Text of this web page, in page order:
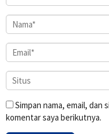
Simpan nama, email, dan
komentar saya berikutnya.